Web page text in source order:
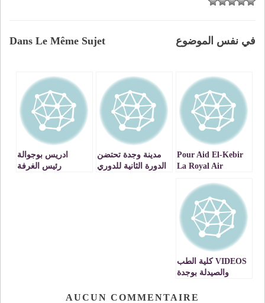
Dans Le Même Sujet في نفس الموضوع
Pour Aid El-Kebir
La Royal Air
un voyage
cauchemardesque,
à mes frais s’il vous
plait !
مدينة وجدة تحتضن
الدورة الثانية للدوري
ادريس بوجوالة
رئيس الغرفة
VIDEOS كلية الطب
والصيدلة بوجدة
الطلبة المتفوقين فيAUCUN COMMENTAIRE